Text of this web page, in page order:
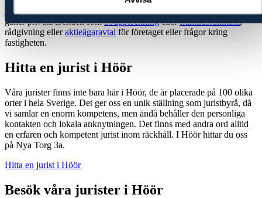
juristbyråmed professionella och erfarna jurister – oavsett om det
gäller privata ärenden sombouppteckningellerframtidsfullmakt,
rådgivning elleraktieägaravtal för företaget eller frågor kring
fastigheten.
Hitta en jurist i Höör
Våra jurister finns inte bara här i Höör, de är placerade på 100 olika
orter i hela Sverige. Det ger oss en unik ställning som juristbyrå, då
vi samlar en enorm kompetens, men ändå behåller den personliga
kontakten och lokala anknytningen. Det finns med andra ord alltid
en erfaren och kompetent jurist inom räckhåll. I Höör hittar du oss
på Nya Torg 3a.
Hitta en jurist i Höör
Besök våra jurister i Höör